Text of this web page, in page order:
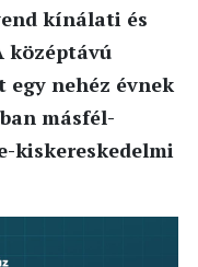
kínálati és
középtávú
egy nehéz évnek
másfél-
kiskereskedelmi